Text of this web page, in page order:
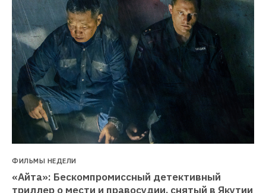
ФИЛЬМЫ НЕДЕЛИ
«Айта»: Бескомпромиссный детективный
триллер о мести и правосудии, снятый в Якутии